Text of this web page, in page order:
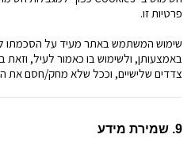
פרטיות זו.
שימוש המשתמש באתר מעיד על הסכמתו
באמצעותן, ולשימוש בו כאמור לעיל, וזאת
צדדים שלישיים, וככל שלא מחק/חסם את
9. שמירת מידע